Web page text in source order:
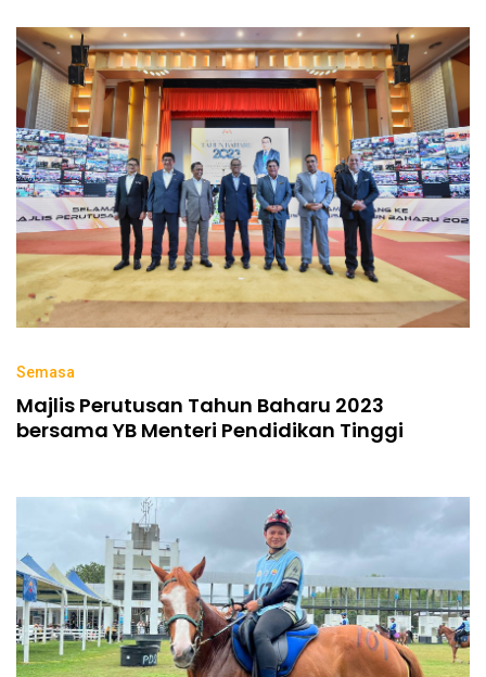
Semasa
Majlis Perutusan Tahun Baharu 2023
bersama YB Menteri Pendidikan Tinggi